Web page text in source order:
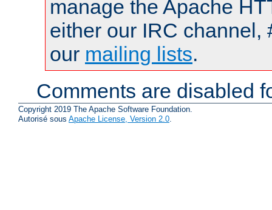
manage the Apache
either our IRC channel,
our mailing lists.
Comments are disabled
Copyright 2019 The Apache Software Foundation.
Autorisé sous Apache License, Version 2.0.